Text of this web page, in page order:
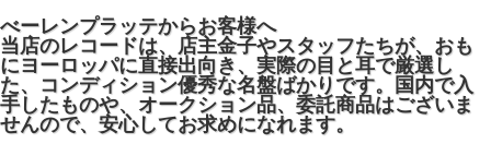
べーレンプラッテからお客様へ
当店のレコードは、店主金子やスタッフたちが、おも
にヨーロッパに直接出向き、実際の目と耳で厳選し
た、コンディション優秀な名盤ばかりです。国内で入
手したものや、オークション品、委託商品はございま
せんので、安心してお求めになれます。